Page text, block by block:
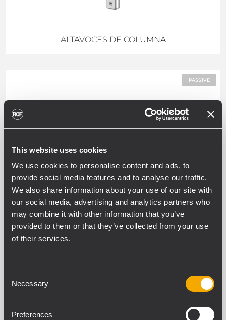
This website uses cookies
We use cookies to personalise content and ads, to
provide social media features and to analyse our traffic.
We also share information about your use of our site with
our social media, advertising and analytics partners who
may combine it with other information that you’ve
provided to them or that they’ve collected from your use
of their services.
Selection
Necessary
Preferences
ALTAVOCES DE COLUMNA
PASSIVE
SUBWOOFERS
ALL WEATHER PROFESSIONAL
OUTDOOR WEATHERPROOF SOUND